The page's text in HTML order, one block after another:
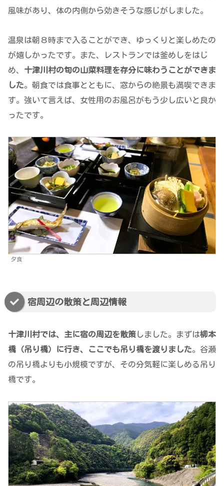
風味があり、体の内側から効きそうな感じがしました。
温泉は朝８時まで入ることができ、ゆっくりと楽しめたの
が嬉しかったです。また、レストランでは釜めしをはじ
め、 十津川村の旬の山菜料理を存分に味わうことができま
した。朝食では食事とともに、窓からの絶景も満喫できま
す。強いて言えば、女性用のお風呂がもう少し広いと良か
ったです。
夕食
宿周辺の散策と周辺情報
十津川村では、主に宿の周辺を散策しました。まずは柳本
橋（吊り橋）に行き、ここでも吊り橋を渡りました。谷瀬
の吊り橋よりも小規模ですが、その分気軽に楽しめる吊り
橋です。